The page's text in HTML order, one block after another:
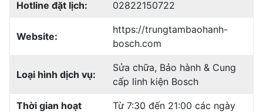
Hotline đặt lịch: 02822150722
Website:
https://trungtambaohanh-
bosch.com
Loại hình dịch vụ:
Sửa chữa, Bảo hành & Cung
cấp linh kiện Bosch
Thời gian hoạt
Từ 7:30 đến 21:00 các ngày